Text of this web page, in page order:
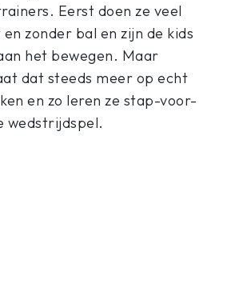
Eerst doen ze veel
zonder bal en zijn de kids
het bewegen. Maar
dat steeds meer op echt
en zo leren ze stap-voor-
wedstrijdspel.